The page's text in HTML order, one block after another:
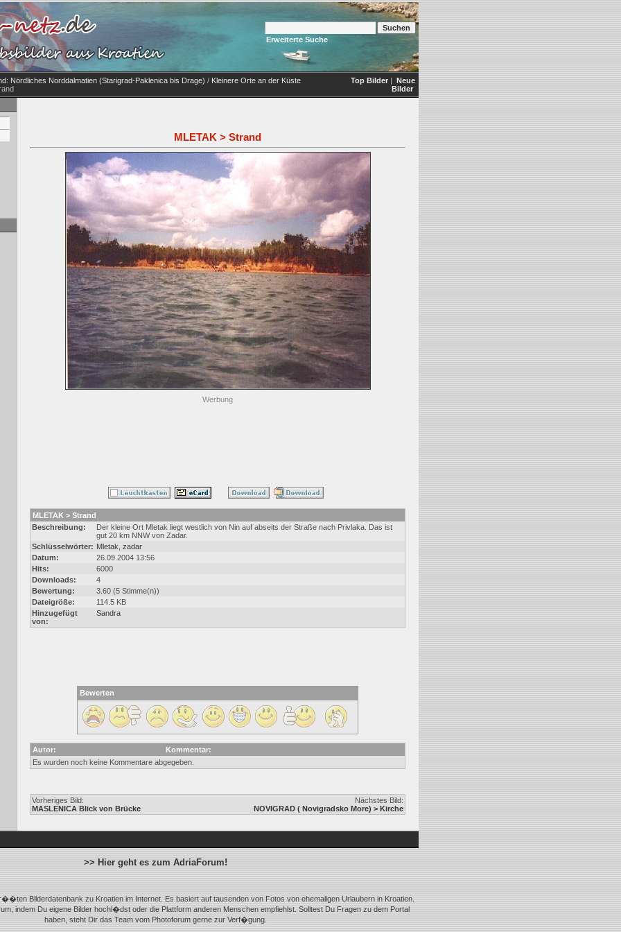
Erweiterte Suche
Nördliches Norddalmatien (Starigrad-Paklenica bis Drage) / Kleinere Orte an der Küste
Top Bilder | Neue
Bilder
MLETAK > Strand
Werbung
MLETAK > Strand
Beschreibung:
Der kleine Ort Mletak liegt westlich von Nin auf abseits der Straße nach Privlaka. Das ist
gut 20 km NNW von Zadar.
Schlüsselwörter: Mletak zadar
Datum:
26.09.2004 13:56
Hits:
6000
Downloads:
4
Bewertung:
3.60 (5 Stimme(n))
Dateigröße:
114.5 KB
Hinzugefügt
von:
Sandra
Bewerten
Autor:
Kommentar:
Es wurden noch keine Kommentare abgegeben.
Vorheriges Bild:
MASLENICA Blick von Brücke
Nächstes Bild:
NOVIGRAD ( Novigradsko More) > Kirche
>> Hier geht es zum AdriaForum!
Bilderdatenbank zu Kroatien im Internet. Es basiert auf tausenden von Fotos von ehemaligen Urlaubern in Kroatien.
indem Du eigene Bilder hochl�dst oder die Plattform anderen Menschen empfiehlst. Solltest Du Fragen zu dem Portal
haben, steht Dir das Team vom Photoforum gerne zur Verf�gung.